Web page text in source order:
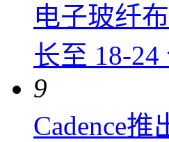
电子玻纤
长至 18-24
9
Cadence